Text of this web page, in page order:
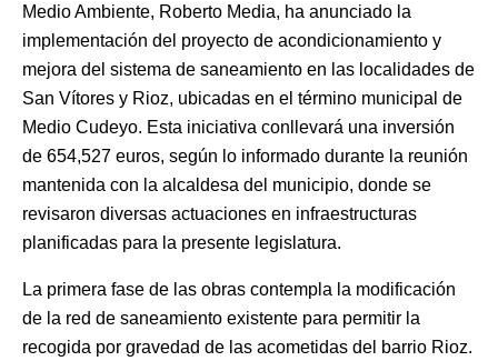
Medio Ambiente, Roberto Media, ha anunciado la
implementación del proyecto de acondicionamiento y
mejora del sistema de saneamiento en las localidades de
San Vítores y Rioz, ubicadas en el término municipal de
Medio Cudeyo. Esta iniciativa conllevará una inversión
de 654,527 euros, según lo informado durante la reunión
mantenida con la alcaldesa del municipio, donde se
revisaron diversas actuaciones en infraestructuras
planificadas para la presente legislatura.
La primera fase de las obras contempla la modificación
de la red de saneamiento existente para permitir la
recogida por gravedad de las acometidas del barrio Rioz.